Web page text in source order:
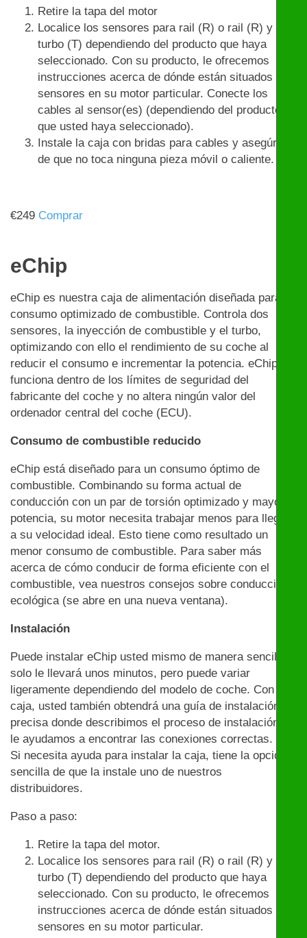
Retire la tapa del motor
Localice los sensores para rail (R) o rail (R) y
turbo (T) dependiendo del producto que haya
seleccionado. Con su producto, le ofrecemos
instrucciones acerca de dónde están situados los
sensores en su motor particular. Conecte los
cables al sensor(es) (dependiendo del producto
que usted haya seleccionado).
Instale la caja con bridas para cables y asegúrese
de que no toca ninguna pieza móvil o caliente.
€249 Comprar
eChip
eChip es nuestra caja de alimentación diseñada para un
consumo optimizado de combustible. Controla dos
sensores, la inyección de combustible y el turbo,
optimizando con ello el rendimiento de su coche al
reducir el consumo e incrementar la potencia. eChip
funciona dentro de los límites de seguridad del
fabricante del coche y no altera ningún valor del
ordenador central del coche (ECU).
Consumo de combustible reducido
eChip está diseñado para un consumo óptimo de
combustible. Combinando su forma actual de
conducción con un par de torsión optimizado y mayor
potencia, su motor necesita trabajar menos para llegar
a su velocidad ideal. Esto tiene como resultado un
menor consumo de combustible. Para saber más
acerca de cómo conducir de forma eficiente con el
combustible, vea nuestros consejos sobre conducción
ecológica (se abre en una nueva ventana).
Instalación
Puede instalar eChip usted mismo de manera sencilla:
solo le llevará unos minutos, pero puede variar
ligeramente dependiendo del modelo de coche. Con la
caja, usted también obtendrá una guía de instalación
precisa donde describimos el proceso de instalación y
le ayudamos a encontrar las conexiones correctas.
Si necesita ayuda para instalar la caja, tiene la opción
sencilla de que la instale uno de nuestros
distribuidores.
Paso a paso:
Retire la tapa del motor.
Localice los sensores para rail (R) o rail (R) y
turbo (T) dependiendo del producto que haya
seleccionado. Con su producto, le ofrecemos
instrucciones acerca de dónde están situados los
sensores en su motor particular.